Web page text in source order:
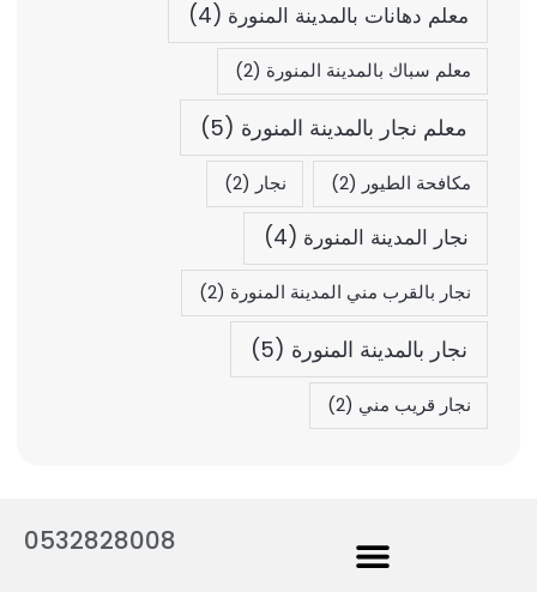
معلم دهانات بالمدينة المنورة (4)
معلم سباك بالمدينة المنورة (2)
معلم نجار بالمدينة المنورة (5)
مكافحة الطيور (2) نجار (2)
نجار المدينة المنورة (4)
نجار بالقرب مني المدينة المنورة (2)
نجار بالمدينة المنورة (5)
نجار قريب مني (2)
0532828008